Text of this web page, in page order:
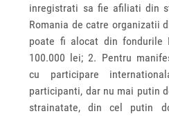
inregistrati sa fie afiliati din
Romania de catre organizatii
poate fi alocat din fondurile
100.000 lei; 2. Pentru
cu participare
participanti, dar nu mai putin
strainatate, din cel putin